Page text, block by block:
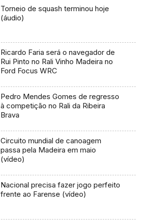
Torneio de squash terminou hoje
(áudio)
Ricardo Faria será o navegador de
Rui Pinto no Rali Vinho Madeira no
Ford Focus WRC
Pedro Mendes Gomes de regresso
à competição no Rali da Ribeira
Brava
Circuito mundial de canoagem
passa pela Madeira em maio
(vídeo)
Nacional precisa fazer jogo perfeito
frente ao Farense (vídeo)